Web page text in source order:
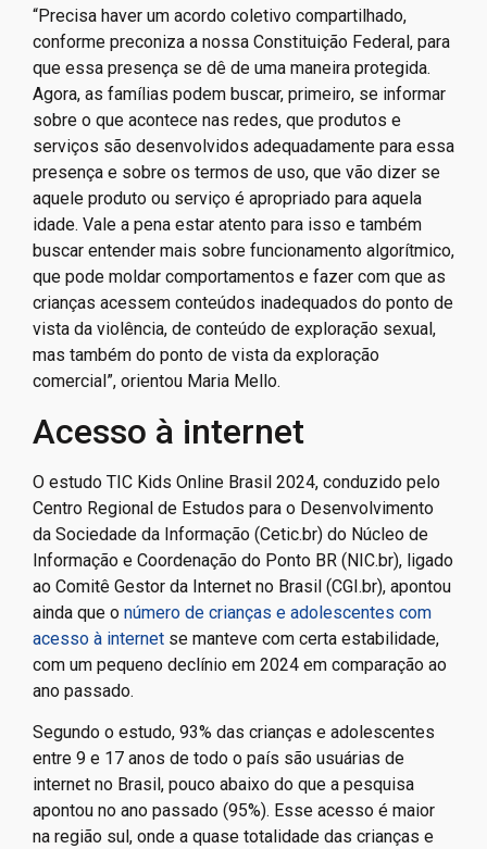
“Precisa haver um acordo coletivo compartilhado,
conforme preconiza a nossa Constituição Federal, para
que essa presença se dê de uma maneira protegida.
Agora, as famílias podem buscar, primeiro, se informar
sobre o que acontece nas redes, que produtos e
serviços são desenvolvidos adequadamente para essa
presença e sobre os termos de uso, que vão dizer se
aquele produto ou serviço é apropriado para aquela
idade. Vale a pena estar atento para isso e também
buscar entender mais sobre funcionamento algorítmico,
que pode moldar comportamentos e fazer com que as
crianças acessem conteúdos inadequados do ponto de
vista da violência, de conteúdo de exploração sexual,
mas também do ponto de vista da exploração
comercial”, orientou Maria Mello.
Acesso à internet
O estudo TIC Kids Online Brasil 2024, conduzido pelo
Centro Regional de Estudos para o Desenvolvimento
da Sociedade da Informação (Cetic.br) do Núcleo de
Informação e Coordenação do Ponto BR (NIC.br), ligado
ao Comitê Gestor da Internet no Brasil (CGI.br), apontou
ainda que o número de crianças e adolescentes com
acesso à internet se manteve com certa estabilidade,
com um pequeno declínio em 2024 em comparação ao
ano passado.
Segundo o estudo, 93% das crianças e adolescentes
entre 9 e 17 anos de todo o país são usuárias de
internet no Brasil, pouco abaixo do que a pesquisa
apontou no ano passado (95%). Esse acesso é maior
na região sul, onde a quase totalidade das crianças e